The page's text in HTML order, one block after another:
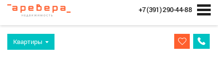
+7 (391) 290-44-88
Квартиры